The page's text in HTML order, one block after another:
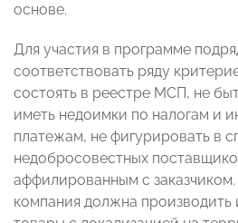
основе.
Для участия в программе
соответствовать ряду
состоять в реестре МСП, не
иметь недоимки по налогам и
платежам, не фигурировать в
недобросовестных
аффилированным с
компания должна